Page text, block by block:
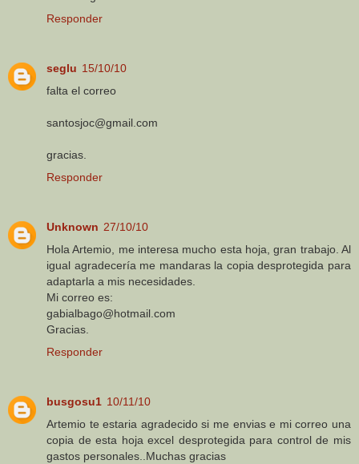
Responder
seglu 15/10/10
falta el correo
santosjoc@gmail.com
gracias.
Responder
Unknown 27/10/10
Hola Artemio, me interesa mucho esta hoja, gran trabajo. Al
igual agradecería me mandaras la copia desprotegida para
adaptarla a mis necesidades.
Mi correo es:
gabialbago@hotmail.com
Gracias.
Responder
busgosu1 10/11/10
Artemio te estaria agradecido si me envias e mi correo una
copia de esta hoja excel desprotegida para control de mis
gastos personales..Muchas gracias